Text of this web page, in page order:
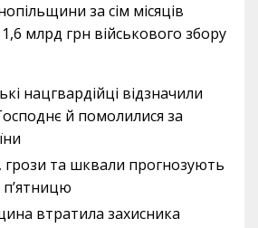
за сім місяців
млрд грн військового збору
нацгвардійці відзначили
й помолилися за
та шквали прогнозують
втратила захисника